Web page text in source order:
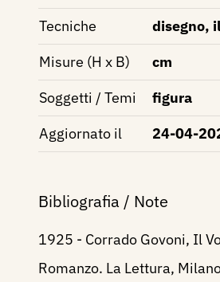
Tecniche
disegno,
Misure (H x B)
cm
Soggetti / Temi
figura
Aggiornato il
24-04-
Bibliografia / Note
1925 - Corrado Govoni, Il
Romanzo. La Lettura,